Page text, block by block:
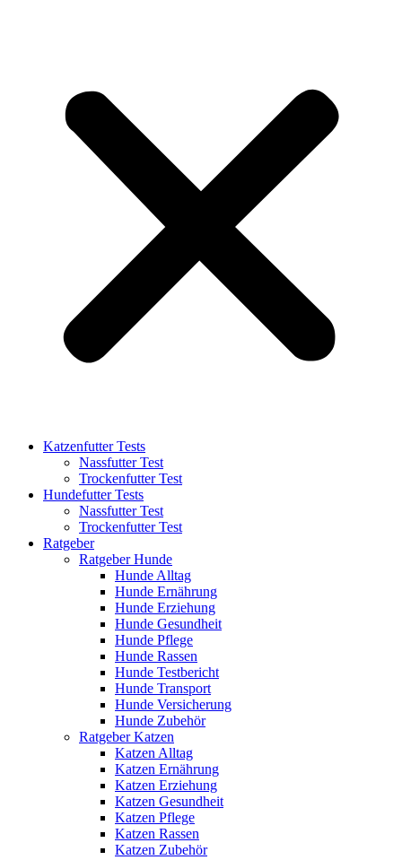
Katzenfutter Tests
Nassfutter Test
Trockenfutter Test
Hundefutter Tests
Nassfutter Test
Trockenfutter Test
Ratgeber
Ratgeber Hunde
Hunde Alltag
Hunde Ernährung
Hunde Erziehung
Hunde Gesundheit
Hunde Pflege
Hunde Rassen
Hunde Testbericht
Hunde Transport
Hunde Versicherung
Hunde Zubehör
Ratgeber Katzen
Katzen Alltag
Katzen Ernährung
Katzen Erziehung
Katzen Gesundheit
Katzen Pflege
Katzen Rassen
Katzen Zubehör